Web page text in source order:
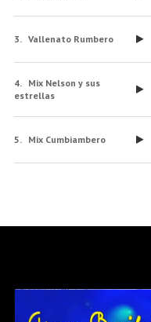
Vallenato Rumbero
Mix Nelson y sus
estrellas
Mix Cumbiambero